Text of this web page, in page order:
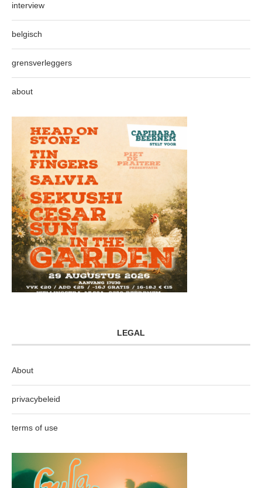
interview
belgisch
grensverleggers
about
LEGAL
About
privacybeleid
terms of use